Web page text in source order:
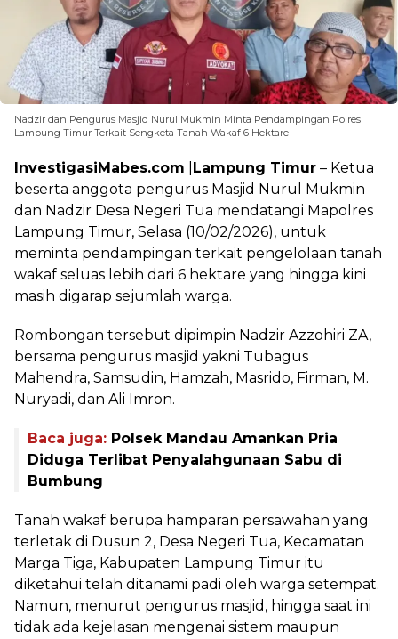
Nadzir dan Pengurus Masjid Nurul Mukmin Minta Pendampingan Polres
Lampung Timur Terkait Sengketa Tanah Wakaf 6 Hektare
InvestigasiMabes.com Lampung Timur – Ketua
beserta anggota pengurus Masjid Nurul Mukmin
dan Nadzir Desa Negeri Tua mendatangi Mapolres
Lampung Timur, Selasa (10/02/2026), untuk
meminta pendampingan terkait pengelolaan tanah
wakaf seluas lebih dari 6 hektare yang hingga kini
masih digarap sejumlah warga.
Rombongan tersebut dipimpin Nadzir Azzohiri ZA,
bersama pengurus masjid yakni Tubagus
Mahendra, Samsudin, Hamzah, Masrido, Firman, M.
Nuryadi, dan Ali Imron.
Baca juga: Polsek Mandau Amankan Pria
Diduga Terlibat Penyalahgunaan Sabu di
Bumbung
Tanah wakaf berupa hamparan persawahan yang
terletak di Dusun 2, Desa Negeri Tua, Kecamatan
Marga Tiga, Kabupaten Lampung Timur itu
diketahui telah ditanami padi oleh warga setempat.
Namun, menurut pengurus masjid, hingga saat ini
tidak ada kejelasan mengenai sistem maupun